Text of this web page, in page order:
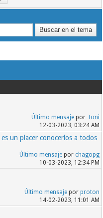
Último mensajepor Toni
12-03-2023, 03:24 AM
un placer conocerlos a todos
Último mensajepor chagopg
10-03-2023, 12:34 PM
Último mensajepor proton
14-02-2023, 11:01 AM